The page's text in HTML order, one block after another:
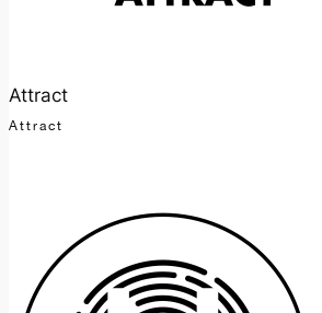
Attract
Attract